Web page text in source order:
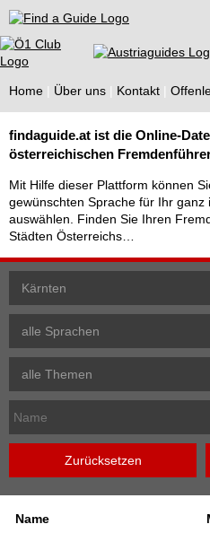
Find a Guide
Home Über uns Kontakt
Tourist
Guides
findaguide.at ist die Online-
österreichischen
Mit Hilfe dieser Plattform können
gewünschten Sprache für Ihr ganz
auswählen. Finden Sie Ihren
Städten Österreichs…
Name